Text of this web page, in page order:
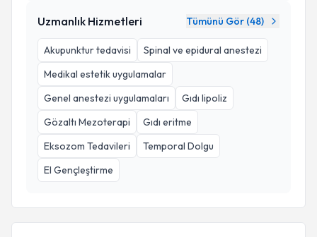
Uzmanlık Hizmetleri Tümünü Gör (48)
Akupunktur tedavisi
Spinal ve epidural anestezi
Medikal estetik uygulamalar
Genel anestezi uygulamaları
Gıdı lipoliz
Gözaltı Mezoterapi
Gıdı eritme
Eksozom Tedavileri
Temporal Dolgu
El Gençleştirme